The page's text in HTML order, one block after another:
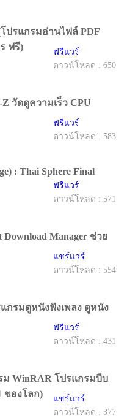
โปรแกรมอ่านไฟล์ PDF
ฟรี)
ฟรีแวร์
ดาวน์โหลด : 650
วัดดูความเร็ว CPU
ฟรีแวร์
ดาวน์โหลด : 583
: Thai Sphere Final
ฟรีแวร์
ดาวน์โหลด : 571
Manager ช่วย
แชร์แวร์
ดาวน์โหลด : 554
กรมดูหนังฟังเพลง ดูหนัง
ฟรีแวร์
ดาวน์โหลด : 431
WinRAR โปรแกรมบีบ
ของโลก)
แชร์แวร์
ดาวน์โหลด : 377